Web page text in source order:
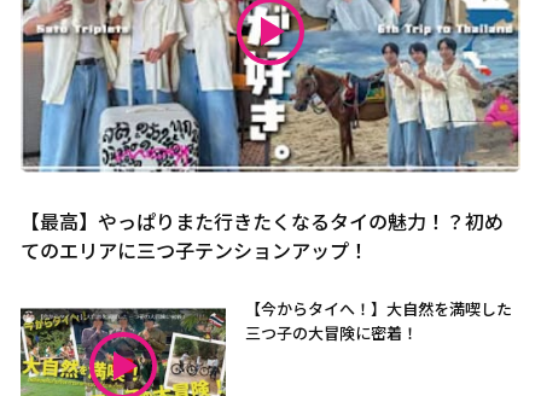
【最高】やっぱりまた行きたくなるタイの魅力！？初め
てのエリアに三つ子テンションアップ！
【今からタイへ！】大自然を満喫した
三つ子の大冒険に密着！